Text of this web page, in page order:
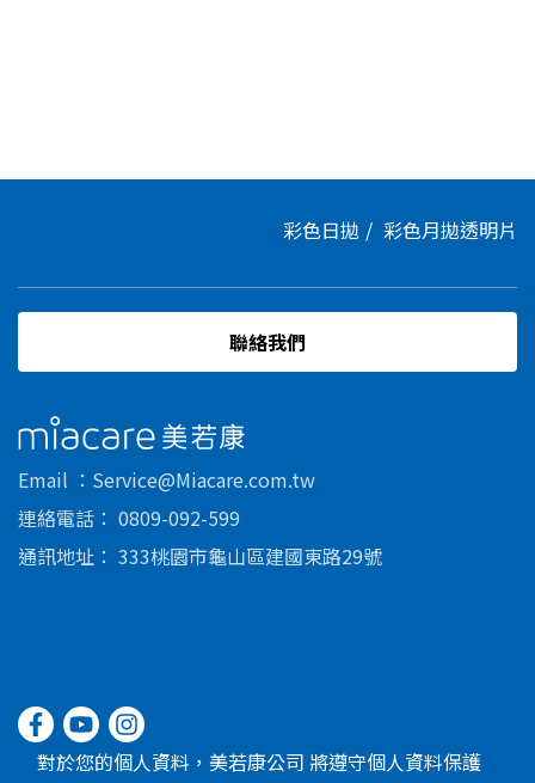
彩色日拋 彩色月拋透明片
美若康
Email
Service@Miacare.com.tw
連絡電話
0809-092-599
通訊地址
333桃園市龜山區建國東路29號
聯絡我們
對於您的個人資料，美若康公司 將遵守個人資料保護